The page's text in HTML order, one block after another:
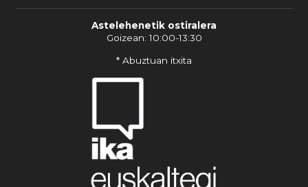
Astelehenetik ostiralera
Goizean: 10:00-13:30
* Abuztuan itxita